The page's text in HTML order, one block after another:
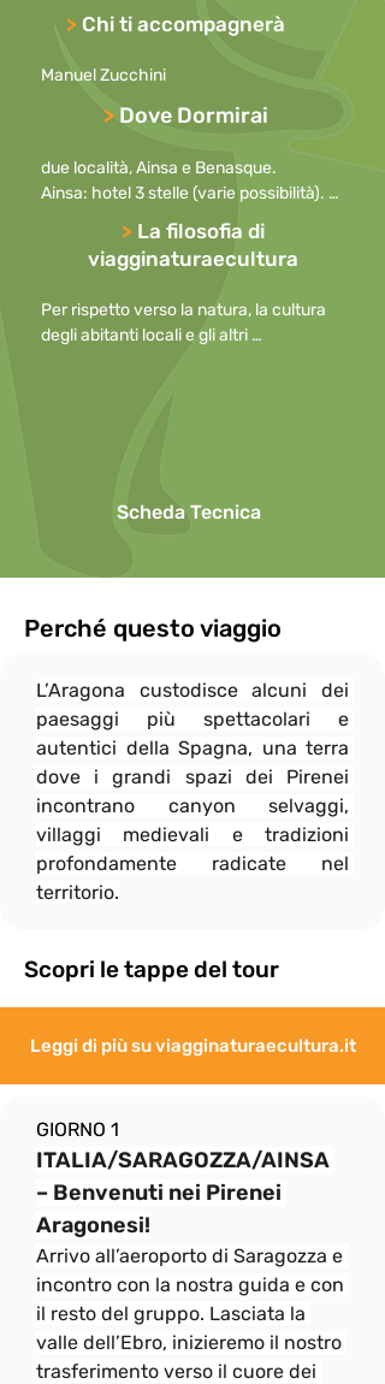
glaciali e ambienti di alta montagna;
percorrenza delle spettacolari
celebre Cola de Caballo e al suggestivo
Forau de Aiguallut; visite ai borghi
dell’enogastronomia aragonese.
> Chi ti accompagnerà
Manuel Zucchini
> Dove Dormirai
due località, Ainsa e Benasque.
Ainsa: hotel 3 stelle (varie possibilità).
Benasque: Hotel Boutique Acebo de
Casa Muria.
> La filosofia di
viagginaturaecultura
Per rispetto verso la natura, la cultura
degli abitanti locali e gli altri
Per questioni di sicurezza l’uso di
"lente" e per questo
necessario, per attendere eventuali
"ritardatari"; ciò non
esenta però i più “pigri” a fare del loro
meglio per non distaccarsi troppo dal
gruppo e rallentare
eccessivamente le attività.
Scheda Tecnica
Perché questo viaggio
L’Aragona custodisce alcuni dei
paesaggi più spettacolari e
autentici della Spagna, una terra
dove i grandi spazi dei Pirenei
incontrano canyon selvaggi,
villaggi medievali e tradizioni
profondamente radicate nel
territorio.
Scopri le tappe del tour
Leggi di più su viagginaturaecultura.it
GIORNO 1
ITALIA/SARAGOZZA/AINSA
– Benvenuti nei Pirenei
Aragonesi!
Arrivo all’aeroporto di Saragozza e
incontro con la nostra guida e con
il resto del gruppo. Lasciata la
valle dell’Ebro, inizieremo il nostro
trasferimento verso il cuore dei